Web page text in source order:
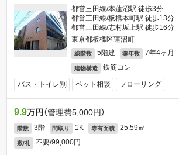
都営三田線/本蓮沼駅 徒歩3分
都営三田線/板橋本町駅 徒歩13分
都営三田線/志村坂上駅 徒歩16分
東京都板橋区蓮沼町
総階数 5階建 築年数 7年4ヶ月
建物構造 鉄筋コン
バス・トイレ別 ペット相談 フローリング
9.9万円 （管理費5,000円）
階数 3階 間取り 1K 専有面積 25.59㎡
敷/礼 不要/99,000円